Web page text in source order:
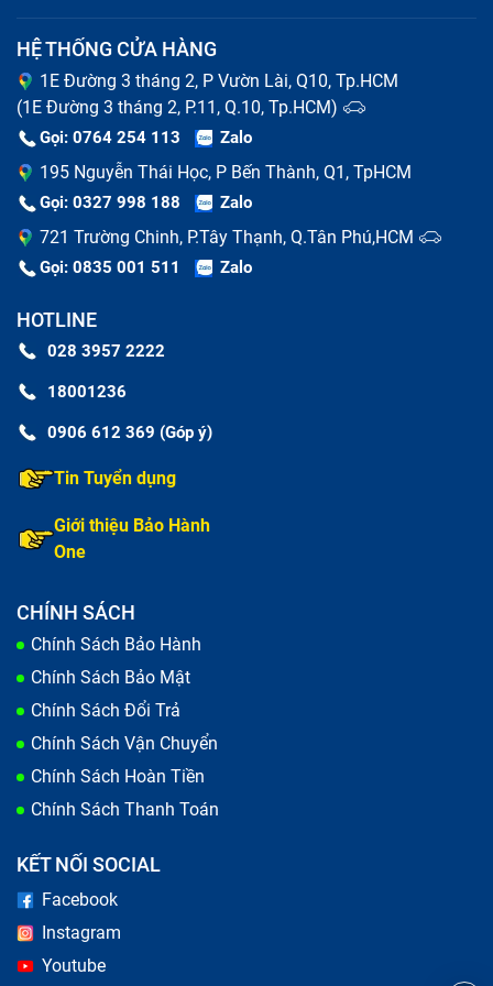
Sửa chữa iPhone hỏng IC audio (mất âm thanh) bao
gồm những gì?
Thay pin iPhone hỏng IC audio (mất âm
thanh)
các bộ phận của máy. Khi pin của bạn có dấu hiệu
phồng rộp, chai lỳ, thời gian sử dụng ngắn thì báo hiệu
đã tới lúc thay pin cho chiếc iPhone hỏng IC audio
(mất âm thanh) của bạn. Nếu kéo dài tình trạng hỏng
Thay màn hình iPhone hỏng IC audio (mất âm
thanh)
HỆ THỐNG CỬA HÀNG
1E Đường 3 tháng 2, P Vườn Lài, Q10, Tp.HCM
(1E Đường 3 tháng 2, P.11, Q.10, Tp.HCM)
Gọi: 0764 254 113 Zalo
195 Nguyễn Thái Học, P Bến Thành, Q1, TpHCM
Gọi: 0327 998 188 Zalo
721 Trường Chinh, P.Tây Thạnh, Q.Tân Phú,HCM
Gọi: 0835 001 511 Zalo
HOTLINE
028 3957 2222
18001236
0906 612 369 (Góp ý)
Tin Tuyển dụng
Giới thiệu Bảo Hành
One
CHÍNH SÁCH
Chính Sách Bảo Hành
Chính Sách Bảo Mật
Chính Sách Đổi Trả
Chính Sách Vận Chuyển
Chính Sách Hoàn Tiền
Chính Sách Thanh Toán
KẾT NỐI SOCIAL
Facebook
Instagram
Youtube